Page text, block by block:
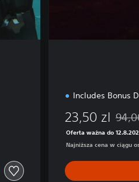
Includes Bonus
23,50 zl
Oferta ważna do
Najniższa cena w ciągu